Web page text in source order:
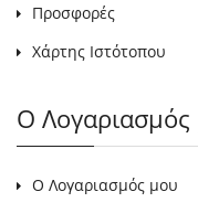
Προσφορές
Χάρτης Ιστότοπου
Ο
Ο Λογαριασμός μου